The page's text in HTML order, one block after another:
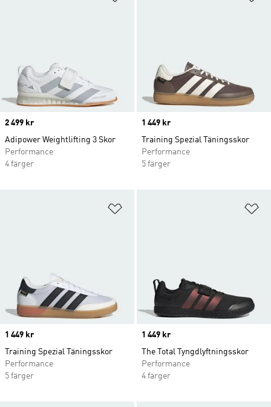
Price
2 499 kr
Adipower Weightlifting 3 Skor
Performance
4 färger
Price
1 449 kr
Training Spezial Täningsskor
Performance
5 färger
Price
1 449 kr
Training Spezial Täningsskor
Performance
5 färger
Price
1 449 kr
The Total Tyngdlyftningsskor
Performance
4 färger